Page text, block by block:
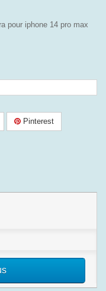
pour iphone 14 pro max
Pinterest